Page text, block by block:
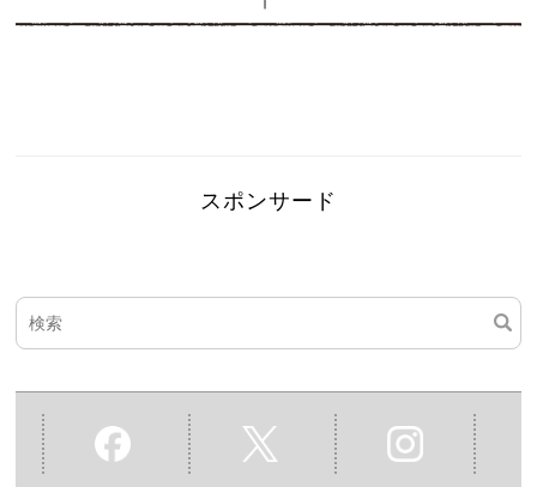
スポンサード